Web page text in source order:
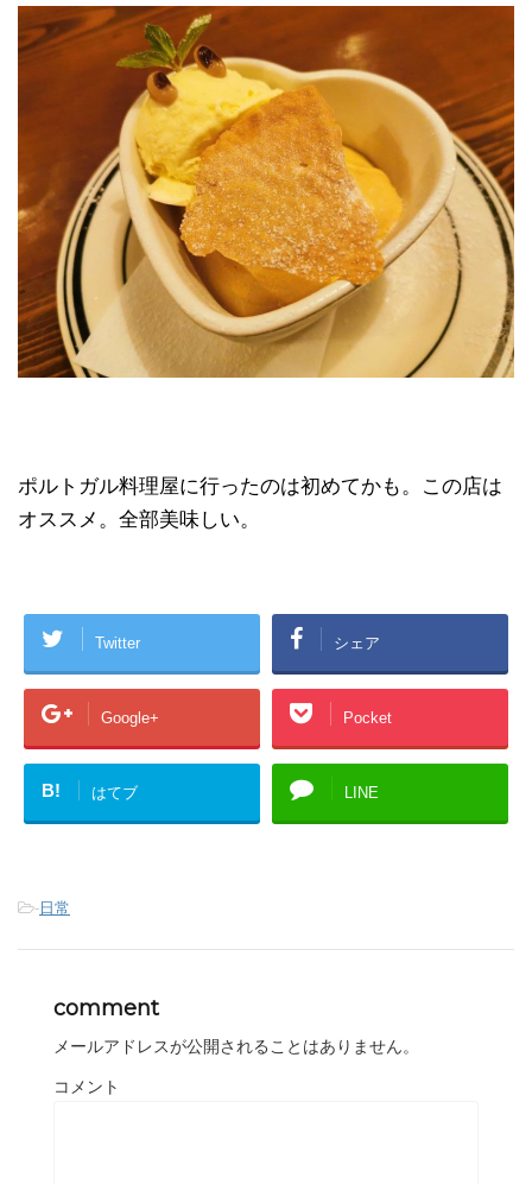
ポルトガル料理屋に行ったのは初めてかも。この店は
オススメ。全部美味しい。
Twitter シェア
Google+ Pocket
B! はてブ LINE
- 日常
comment
メールアドレスが公開されることはありません。
コメント